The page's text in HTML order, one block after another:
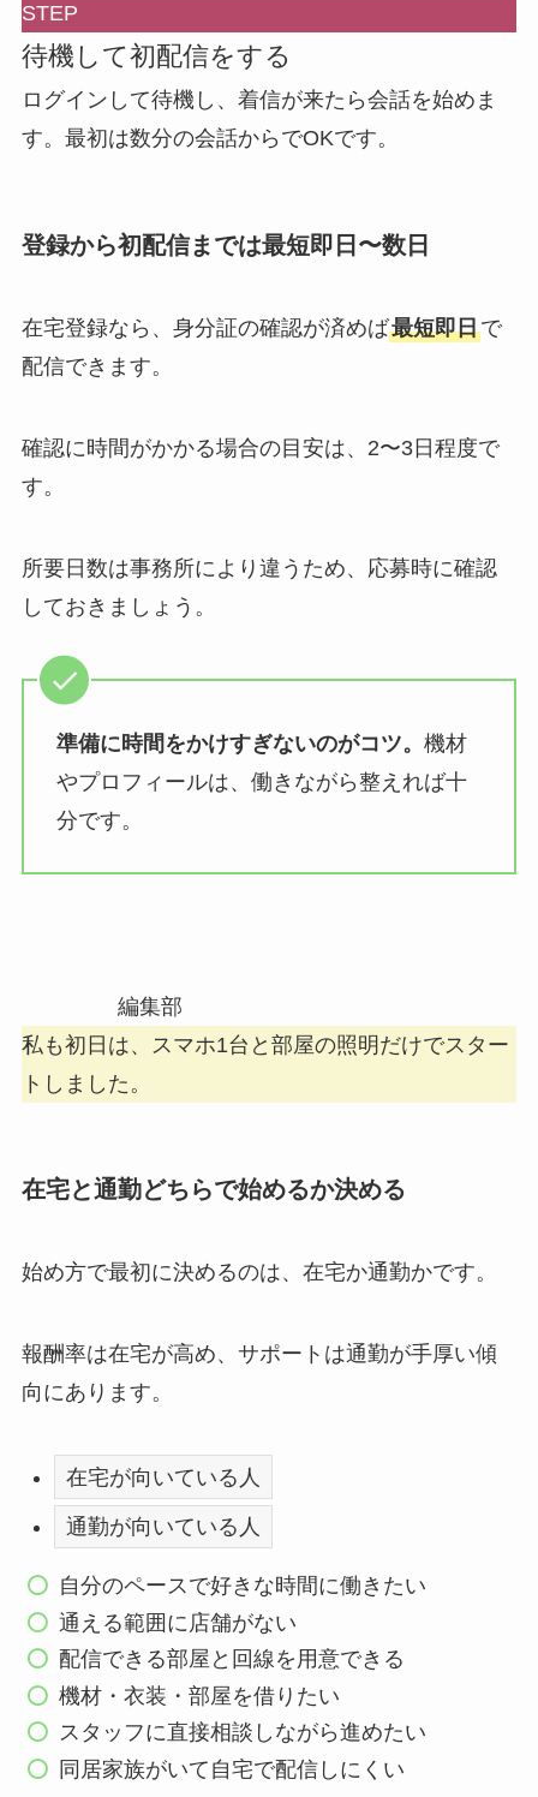
STEP
待機して初配信をする
ログインして待機し、着信が来たら会話を始めま
す。最初は数分の会話からでOKです。
登録から初配信までは最短即日〜数日
在宅登録なら、身分証の確認が済めば最短即日で
配信できます。
確認に時間がかかる場合の目安は、2〜3日程度で
す。
所要日数は事務所により違うため、応募時に確認
しておきましょう。
準備に時間をかけすぎないのがコツ。 機材
やプロフィールは、働きながら整えれば十
分です。
編集部
私も初日は、スマホ1台と部屋の照明だけでスター
トしました。
在宅と通勤どちらで始めるか決める
始め方で最初に決めるのは、在宅か通勤かです。
報酬率は在宅が高め、サポートは通勤が手厚い傾
向にあります。
在宅が向いている人
通勤が向いている人
自分のペースで好きな時間に働きたい
通える範囲に店舗がない
配信できる部屋と回線を用意できる
機材・衣装・部屋を借りたい
スタッフに直接相談しながら進めたい
同居家族がいて自宅で配信しにくい